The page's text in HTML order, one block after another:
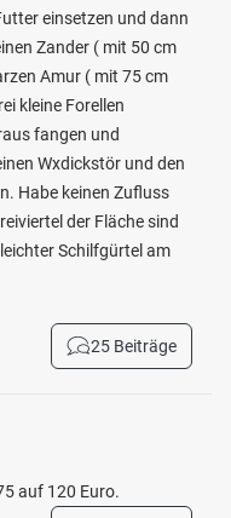
einsetzen und dann
Zander ( mit 50 cm
Amur ( mit 75 cm
kleine Forellen
fangen und
Wxdickstör und den
Habe keinen Zufluss
der Fläche sind
Schilfgürtel am
25 Beiträge
auf 120 Euro.